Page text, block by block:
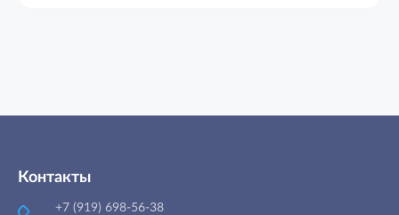
Контакты
+7 (919) 698-56-38